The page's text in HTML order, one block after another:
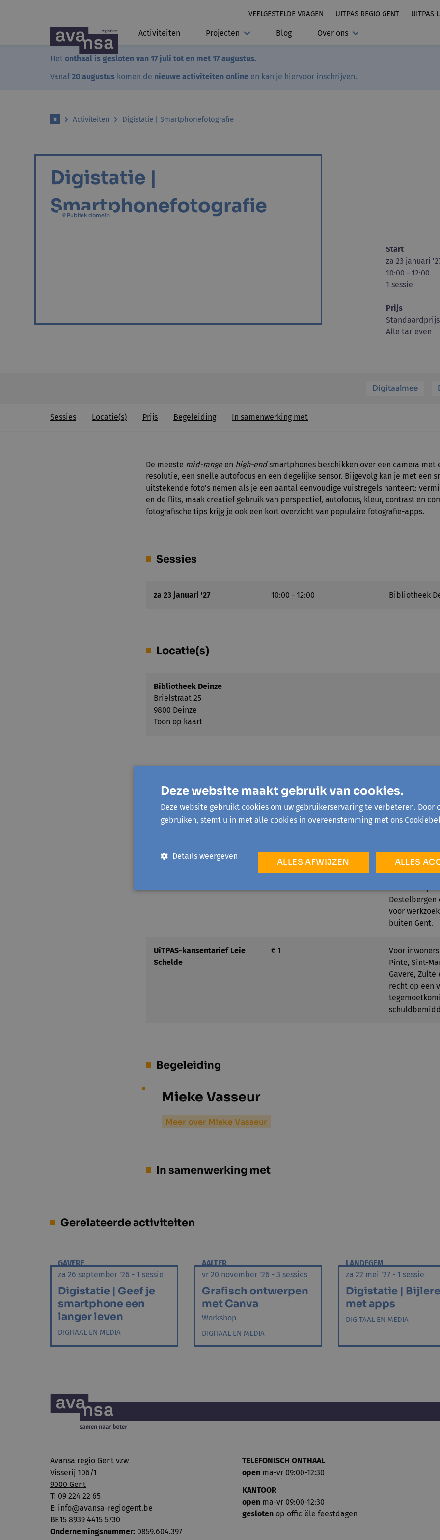
VEELGESTELDE VRAGEN UITPAS REGIO GENT UITPAS
Activiteiten Projecten Blog Over ons
Het onthaal is gesloten van 17 juli tot en met 17 augustus.
Vanaf20 augustus komen de nieuwe activiteiten online en kan je hiervoor inschrijven.
Activiteiten Digistatie | Smartphonefotografie
Digistatie |
Smartphonefotografie
© Publiek domein
Start
za 23 januari
10:00 - 12:00
1 sessie
Prijs
Standaardprijs
Alle tarieven
Digitaalmee
Sessies Locatie(s) Prijs Begeleiding In samenwerking met
De meeste mid-range en high-endsmartphones beschikken over een camera met
resolutie, een snelle autofocus en een degelijke sensor. Bijgevolg kan je met een
uitstekende foto’s nemen als je een aantal eenvoudige vuistregels hanteert:
en de flits, maak creatief gebruik van perspectief, autofocus, kleur, contrast en
fotografische tips krijg je ook een kort overzicht van populaire fotografie-apps.
Sessies
za 23 januari '27 10:00 - 12:00 Bibliotheek
Locatie(s)
Bibliotheek Deinze
Brielstraat 25
9800 Deinze
Toon op kaart
Standaardprijs € 5
op een
ziekenfonds
Merelbeke,
Destelbergen
voor
buiten Gent.
UiTPAS-kansentarief Leie
Schelde
€ 1
Voor
Pinte, Sint-
Gavere, Zulte
recht op een
Begeleiding
Mieke Vasseur
Meer over Mieke Vasseur
In samenwerking met
Gerelateerde activiteiten
GAVERE
za 26 september '26 - 1 sessie
Digistatie | Geef je
smartphone een
langer leven
DIGITAAL EN MEDIA
AALTER
vr 20 november '26 - 3 sessies
Grafisch ontwerpen
met Canva
Workshop
DIGITAAL EN MEDIA
LANDEGEM
za 22 mei '27 - 1 sessie
Digistatie |
met apps
DIGITAAL EN MEDIA
Avansa regio Gent vzw
Visserij 106/1
9000 Gent
T: 09 224 22 65
E: info@avansa-regiogent.be
BE15 8939 4415 5730
Ondernemingsnummer: 0859.604.397
TELEFONISCH ONTHAAL
openma-vr 09:00-12:30
KANTOOR
openma-vr 09:00-12:30
geslotenop officiële feestdagen
Deze website maakt gebruik van cookies.
Deze website gebruikt cookies om uw gebruikerservaring te verbeteren. Door
gebruiken, stemt u in met alle cookies in overeenstemming met ons
ALLES
ALLES AFWIJZEN
Details weergeven